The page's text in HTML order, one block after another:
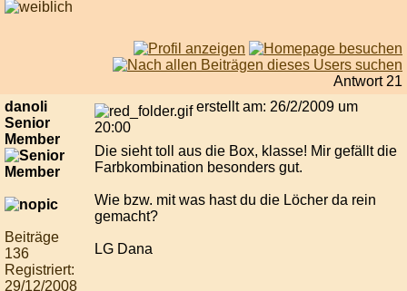
Antwort 21
danoli
Senior
Member
Beiträge
136
Registriert:
29/12/2008
erstellt am: 26/2/2009 um
20:00
Die sieht toll aus die Box, klasse! Mir gefällt die
Farbkombination besonders gut.
Wie bzw. mit was hast du die Löcher da rein
gemacht?
LG Dana